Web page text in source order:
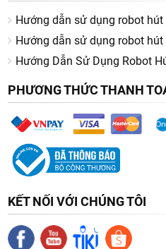
Hướng dẫn sử dụng robot
Hướng dẫn sử dụng robot hút
Hướng Dẫn Sử Dụng Robot
PHƯƠNG THỨC THANH
KẾT NỐI VỚI CHÚNG TÔI